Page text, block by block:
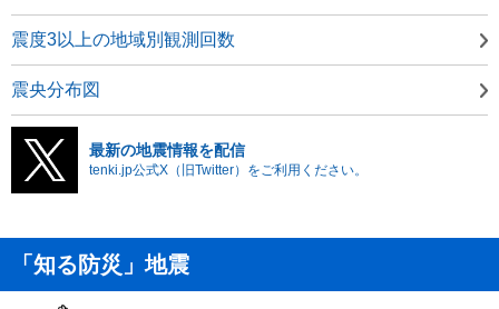
震度3以上の地域別観測回数
震央分布図
最新の地震情報を配信
tenki.jp公式X（旧Twitter）をご利用ください。
「知る防災」地震